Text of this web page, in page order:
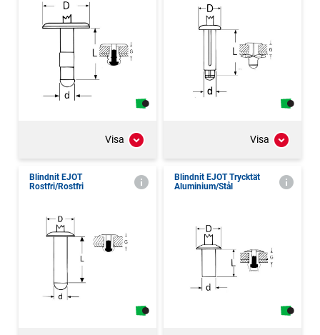
Visa Visa
Blindnit EJOT
Rostfri/Rostfri
Blindnit EJOT Trycktät
Aluminium/Stål